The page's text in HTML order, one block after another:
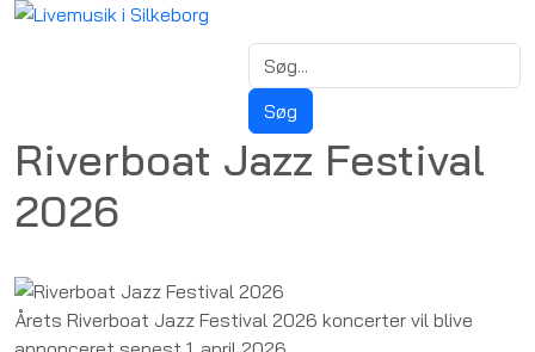
Riverboat Jazz Festival
2026
Årets Riverboat Jazz Festival 2026 koncerter vil blive